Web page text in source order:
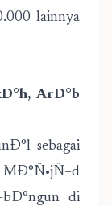
lainnya
ArÐ°b
sebagai
di